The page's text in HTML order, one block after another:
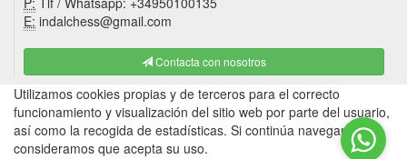
E: indalchess@gmail.com
Contacta con nosotros
Utilizamos cookies propias y de terceros para el correcto
funcionamiento y visualización del sitio web por parte del usuario,
así como la recogida de estadísticas. Si continúa navegando,
consideramos que acepta su uso.